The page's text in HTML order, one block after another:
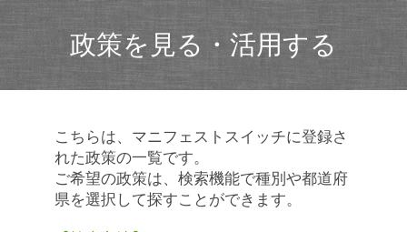
政策を見る・活用する
こちらは、マニフェストスイッチに登録さ
れた政策の一覧です。
ご希望の政策は、検索機能で種別や都道府
県を選択して探すことができます。